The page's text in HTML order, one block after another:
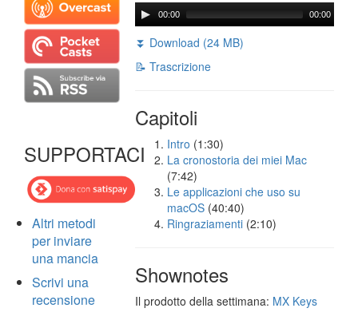
SUPPORTACI
Altri metodi
per inviare
una mancia
Scrivi una
recensione
00:00 00:00
⏬ Download (24 MB)
📝 Trascrizione
Capitoli
Intro (1:30)
La cronostoria dei miei Mac
(7:42)
Le applicazioni che uso su
macOS (40:40)
Ringraziamenti (2:10)
Shownotes
Il prodotto della settimana: MX Keys